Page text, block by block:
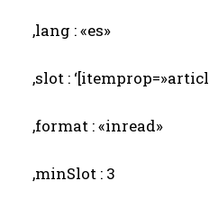
,lang : «es»
,slot :
,format : «inread»
,minSlot : 3